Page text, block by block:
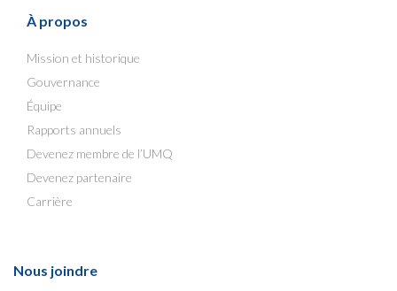
À propos
Mission et historique
Gouvernance
Équipe
Rapports annuels
Devenez membre de l’UMQ
Devenez partenaire
Carrière
Nous joindre